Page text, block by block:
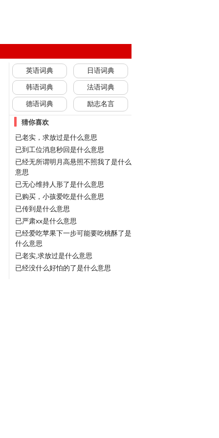
英语词典 日语词典
韩语词典 法语词典
德语词典 励志名言
猜你喜欢
已老实，求放过是什么意思
已到工位消息秒回是什么意思
已经无所谓明月高悬照不照我了是什么
意思
已无心维持人形了是什么意思
已购买，小孩爱吃是什么意思
已传到是什么意思
已严肃xx是什么意思
已经爱吃苹果下一步可能要吃桃酥了是
什么意思
已老实,求放过是什么意思
已经没什么好怕的了是什么意思